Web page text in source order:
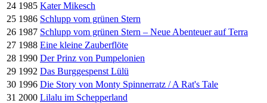
24 1985 Kater Mikesch
25 1986 Schlupp vom grünen Stern
26 1987 Schlupp vom grünen Stern – Neue Abenteuer auf Terra
27 1988 Eine kleine Zauberflöte
28 1990 Der Prinz von Pumpelonien
29 1992 Das Burggespenst Lülü
30 1996 Die Story von Monty Spinnerratz / A Rat's Tale
31 2000 Lilalu im Schepperland